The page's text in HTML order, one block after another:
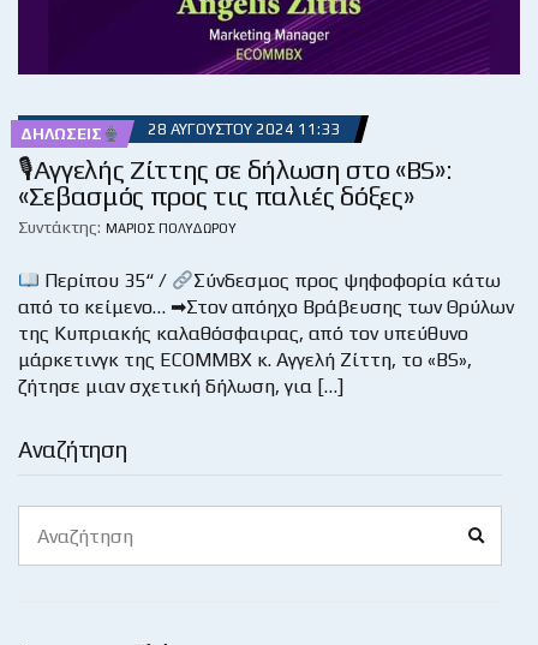
Αναζήτηση
for:
ΔΗΛΏΣΕΙΣ 28 ΑΥΓΟΎΣΤΟΥ 2024 11:33
🎙Αγγελής Ζίττης σε δήλωση στο «BS»:
«Σεβασμός προς τις παλιές δόξες»
Συντάκτης: ΜΆΡΙΟΣ ΠΟΛΥΔΏΡΟΥ
Περίπου 35“ /
Σύνδεσμος προς ψηφοφορία κάτω
από το κείμενο… ➡Στον απόηχο Βράβευσης των Θρύλων
της Κυπριακής καλαθόσφαιρας, από τον υπεύθυνο
μάρκετινγκ της ECOMMBX κ. Αγγελή Ζίττη, το «BS»,
ζήτησε μιαν σχετική δήλωση, για […]